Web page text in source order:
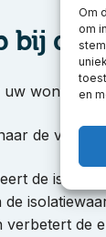
Om
om
en
bij de
woning
de
de isolatie
de